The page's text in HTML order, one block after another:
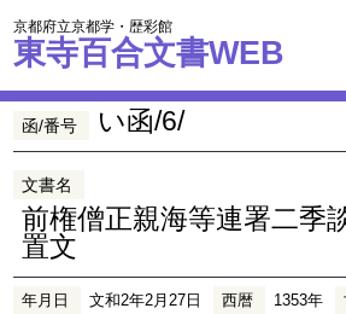
京都府立京都学・歴彩館
東寺百合文書WEB
函/番号 い函/6/
文書名
前権僧正親海等連署二季
置文
年月日 文和2年2月27日 西暦 1353年